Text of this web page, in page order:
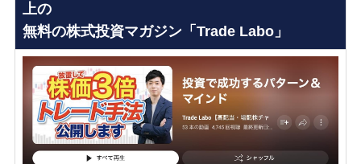
上の
無料の株式投資マガジン「Trade Labo」